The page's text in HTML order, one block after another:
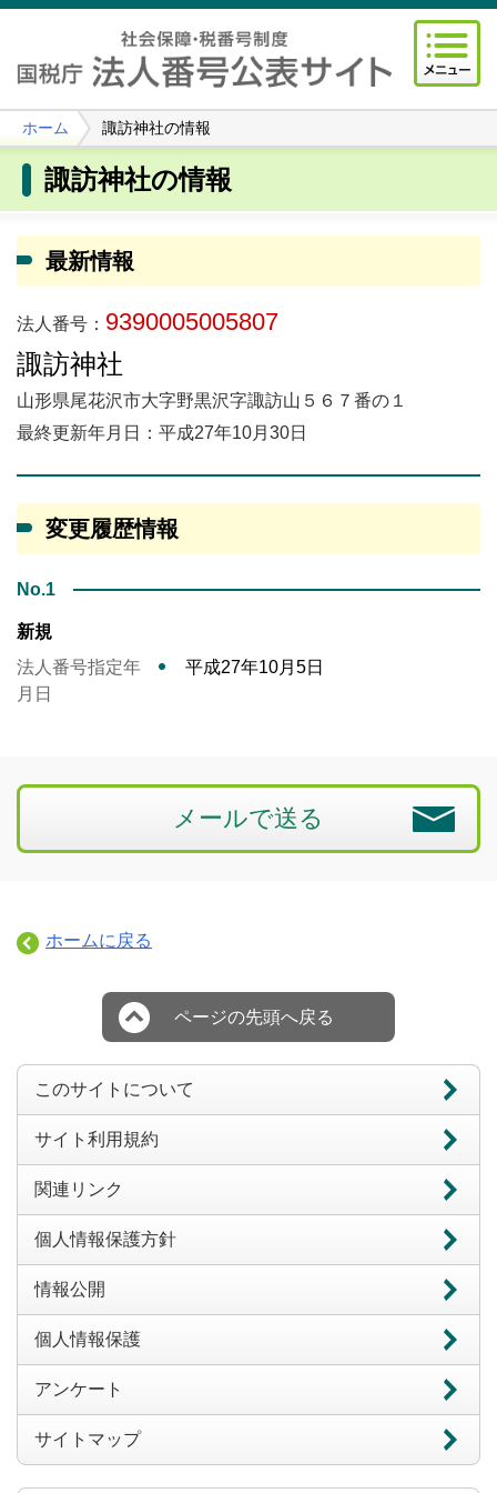
ホーム 諏訪神社の情報
諏訪神社の情報
最新情報
法人番号： 9390005005807
諏訪神社
山形県尾花沢市大字野黒沢字諏訪山５６７番の１
最終更新年月日：平成27年10月30日
変更履歴情報
No.1
新規
法人番号指定年
月日
平成27年10月5日
メールで送る
ホームに戻る
ページの先頭へ戻る
このサイトについて
サイト利用規約
関連リンク
個人情報保護方針
情報公開
個人情報保護
アンケート
サイトマップ